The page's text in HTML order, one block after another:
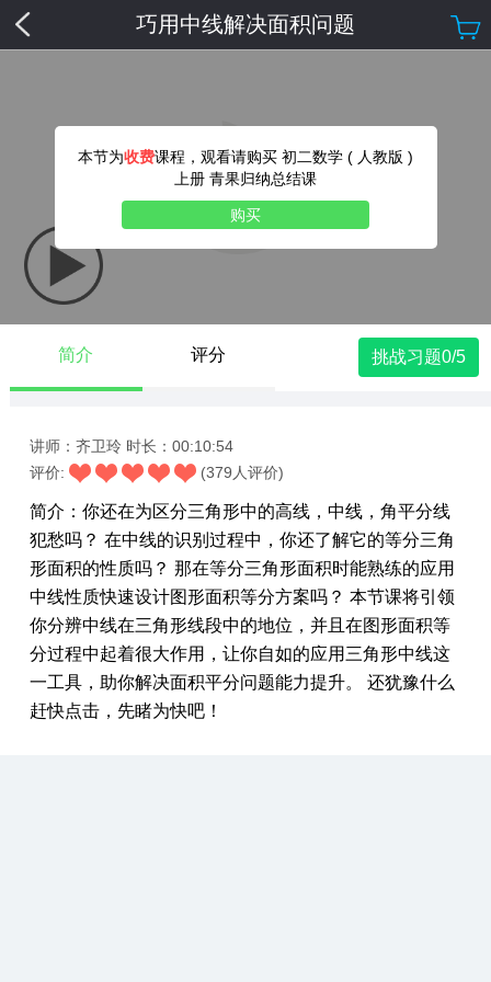
巧用中线解决面积问题
本节为收费课程，观看请购买 初二数学 ( 人教版 )
上册 青果归纳总结课
购买
简介 评分 挑战习题0/5
讲师：齐卫玲 时长：00:10:54
评价:
(379人评价)
简介：你还在为区分三角形中的高线，中线，角平分线
犯愁吗？ 在中线的识别过程中，你还了解它的等分三角
形面积的性质吗？ 那在等分三角形面积时能熟练的应用
中线性质快速设计图形面积等分方案吗？ 本节课将引领
你分辨中线在三角形线段中的地位，并且在图形面积等
分过程中起着很大作用，让你自如的应用三角形中线这
一工具，助你解决面积平分问题能力提升。 还犹豫什么
赶快点击，先睹为快吧！